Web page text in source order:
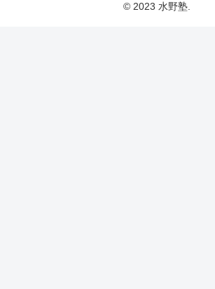
© 2023 水野塾.